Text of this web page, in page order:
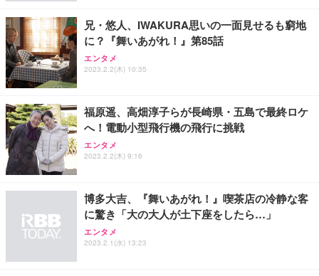
務用 おしゃれ パソコンチェア (ブラック)
Sezlife オフィスチェア デスクチェア 疲れない テレ
ワーク チェア 強化バックレスト 30度ロッキング機
能 人間工学 椅子 腰サポート 90度跳ね上げ式アーム
務用 おしゃれ パソコンチェア (ホワイト)
ANDWINT オフィスチェア デスクチェア 肘なし メ
ッシュ 通気性 ランバーサポート付き 腰サポート ガ
ス圧無段階昇降 360度回転 キャスター付き コンパク
【整備済み品】Dell E2724HS 27インチ 液晶モニタ
ー フルHD（1920×1080）VA 非光沢 HDMI/DisplayP
ort/VGA スピーカー内蔵 高さ調整 スイベル VESA対
【MiniLED/24.5inch/280Hz/FHD】GRAPHT THE S
HOOTER Gaming Monitor 24” Essential ゲーミン
グモニター QD 24.5インチ 1ms FHD 量子ドット 残
Smart Basic(スマートベーシック) 【Amazon.co.jp
限定】 Smart Basic アイリスオーヤマ ペットシーツ
超厚型 お徳用 ワイド 100枚入 (x 1) (ケース販売)
アイリスオーヤマ ペットシーツ 超厚型 お徳用 レギ
ュラー 200枚入【Amazon.co.jp限定】
兄・悠人、IWAKURA思いの一面見せるも窮地
に？『舞いあがれ！』第85話
エンタメ
2023.2.2(木) 10:35
福原遥、高畑淳子らが長崎県・五島で最終ロケ
へ！電動小型飛行機の飛行に挑戦
エンタメ
2023.2.2(木) 9:16
博多大吉、『舞いあがれ！』喫茶店の冷静な客
に驚き「大の大人が土下座をしたら…」
エンタメ
2023.2.1(水) 13:23